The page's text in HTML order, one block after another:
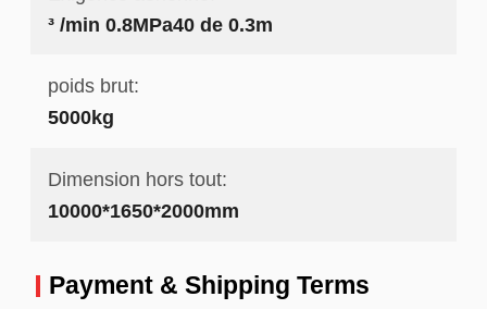
³ /min 0.8MPa40 de 0.3m
poids brut:
5000kg
Dimension hors tout:
10000*1650*2000mm
Payment & Shipping Terms